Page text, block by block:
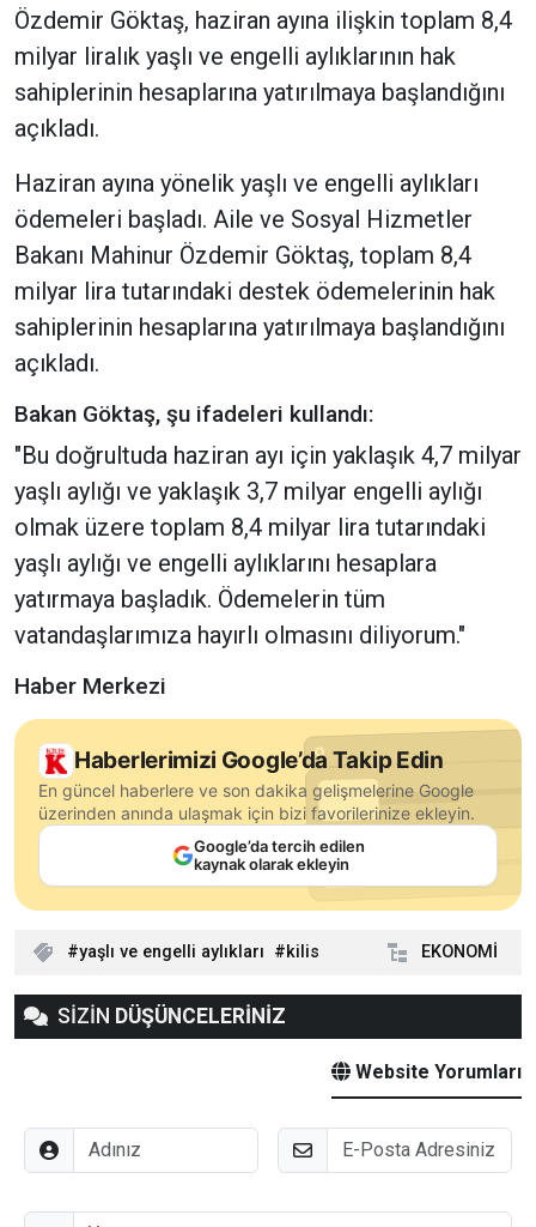
Özdemir Göktaş, haziran ayına ilişkin toplam 8,4
milyar liralık yaşlı ve engelli aylıklarının hak
sahiplerinin hesaplarına yatırılmaya başlandığını
açıkladı.
Haziran ayına yönelik yaşlı ve engelli aylıkları
ödemeleri başladı. Aile ve Sosyal Hizmetler
Bakanı Mahinur Özdemir Göktaş, toplam 8,4
milyar lira tutarındaki destek ödemelerinin hak
sahiplerinin hesaplarına yatırılmaya başlandığını
açıkladı.
Bakan Göktaş, şu ifadeleri kullandı:
"Bu doğrultuda haziran ayı için yaklaşık 4,7 milyar
yaşlı aylığı ve yaklaşık 3,7 milyar engelli aylığı
olmak üzere toplam 8,4 milyar lira tutarındaki
yaşlı aylığı ve engelli aylıklarını hesaplara
yatırmaya başladık. Ödemelerin tüm
vatandaşlarımıza hayırlı olmasını diliyorum."
Haber Merkezi
Haberlerimizi Google’da Takip Edin
En güncel haberlere ve son dakika gelişmelerine Google
üzerinden anında ulaşmak için bizi favorilerinize ekleyin.
Google’da tercih edilen
kaynak olarak ekleyin
yaşlı ve engelli aylıkları kilis EKONOMİ
SİZİN DÜŞÜNCELERİNİZ
Website Yorumları
Adınız E-Posta